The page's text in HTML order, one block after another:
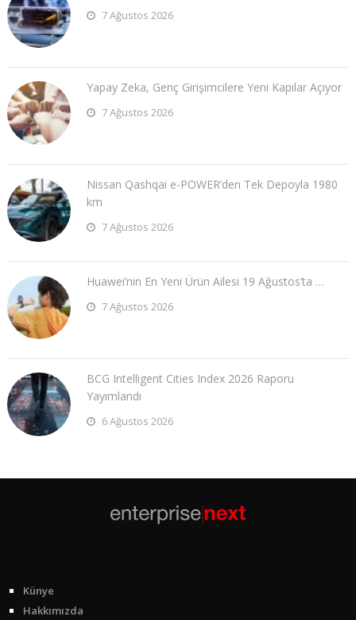
7 Ağustos 2026
Yapay Zeka, Genç Girişimcilere Yeni Kapılar Açıyor
7 Ağustos 2026
Nissan Qashqai e-POWER’den Tek Depoyla 1980
km
7 Ağustos 2026
Huawei’nin En Yeni Ürün Ailesi 19 Ağustos’ta …
7 Ağustos 2026
BCG Intelligent Cities Index 2026 Raporu
Yayımlandı
6 Ağustos 2026
Künye
Hakkımızda